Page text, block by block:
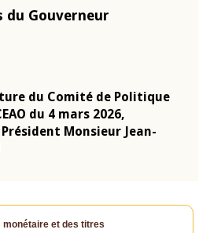
Gouverneur
du Comité de Politique
du 4 mars 2026,
Monsieur Jean-
monétaire et des titres